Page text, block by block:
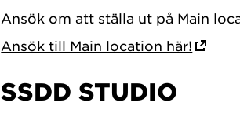
Ansök om att ställa ut på Main
Ansök till Main location här!
SSDD STUDIO